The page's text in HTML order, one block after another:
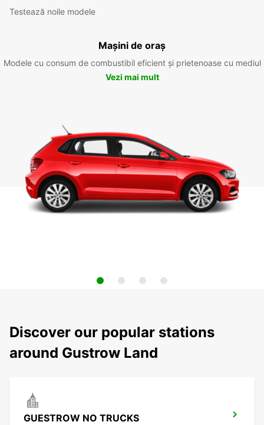
Testează noile modele
Mașini de oraș
Modele cu consum de combustibil eficient și prietenoase cu mediul
Vezi mai mult
Discover our popular stations
around Gustrow Land
GUESTROW NO TRUCKS